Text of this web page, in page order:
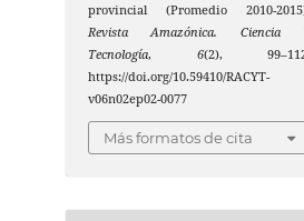
provincial (Promedio 2010-
Revista Amazónica. Ciencia
Tecnología, 6(2),
https://doi.org/10.59410/RACYT-
v06n02ep02-0077
Más formatos de cita